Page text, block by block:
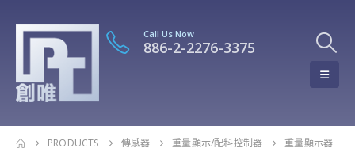
Call Us Now
886-2-2276-3375
PRODUCTS 傳感器 重量顯示/配料控制器 重量顯示器